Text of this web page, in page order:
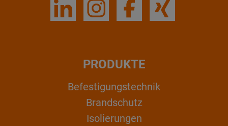
PRODUKTE
Befestigungstechnik
Brandschutz
Isolierungen